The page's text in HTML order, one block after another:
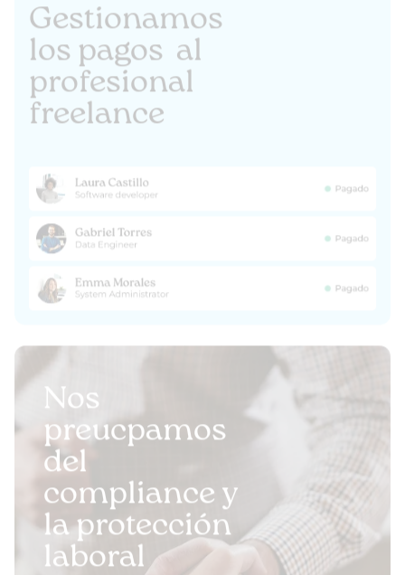
Gestionamos
los pagos al
profesional
freelance
Nos
preucpamos
del
compliance y
la protección
laboral